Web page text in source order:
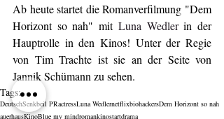
Ab heute startet die Romanverfilmung "Dem
Horizont so nah" mit Luna Wedler in der
Hauptrolle in den Kinos! Unter der Regie
von Tim Trachte ist sie an der Seite von
Jannik Schümann zu sehen.
Tags:
DeutschSenkbeil PRactressLuna WedlernetflixbiohackersDem Horizont so nah
auerhausKinoBlue my mindromankinostartdrama